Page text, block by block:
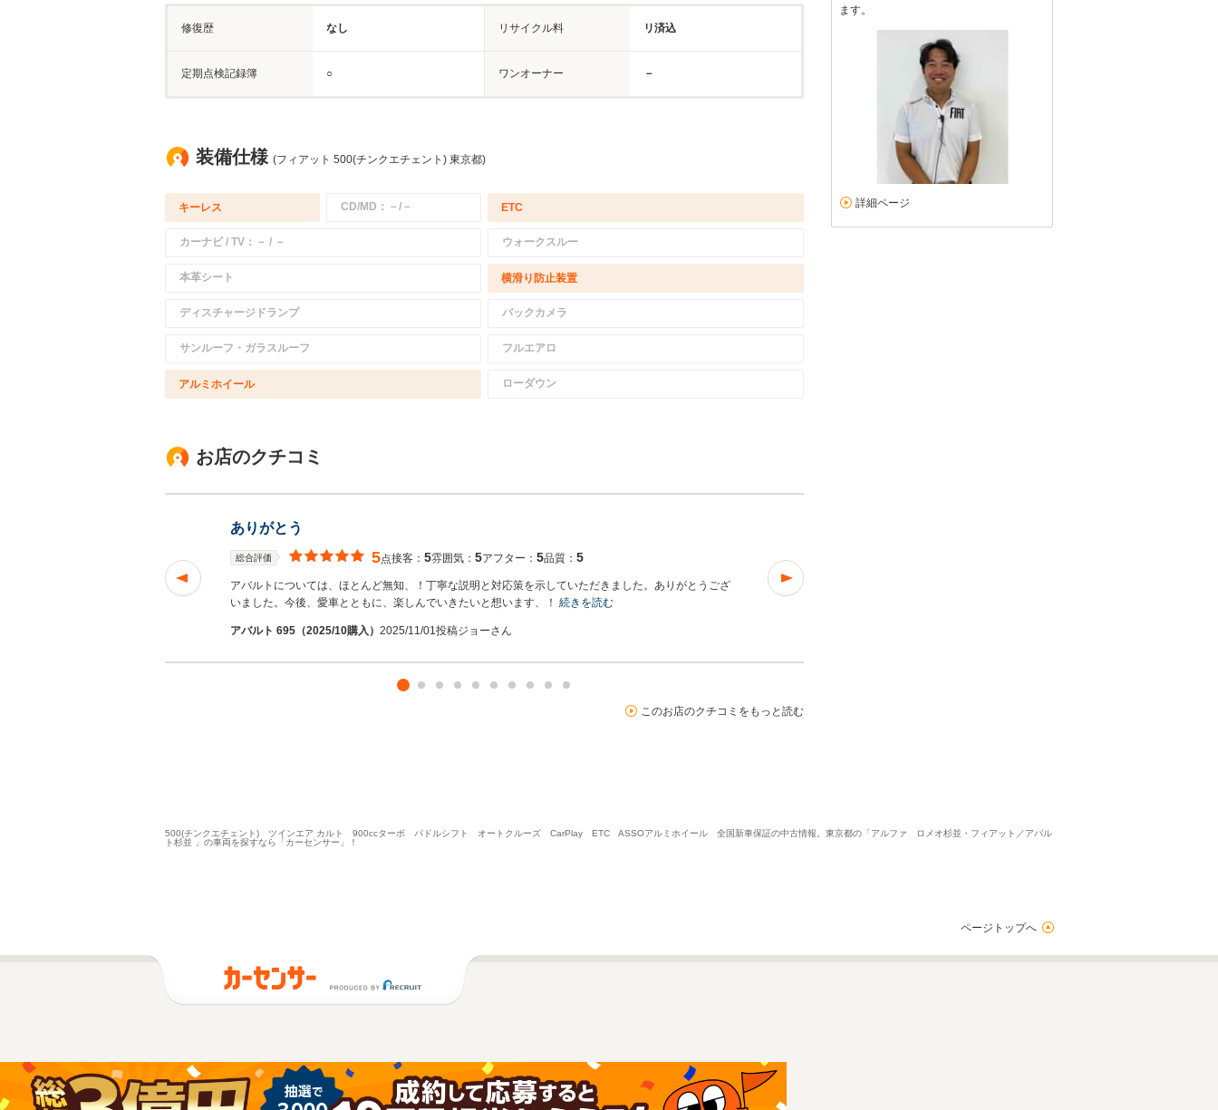
修復歴 なし リサイクル料 リ済込
定期点検記録簿 ○ ワンオーナー －
装備仕様 (フィアット 500(チンクエチェント) 東京都)
キーレス CD/MD：－/－ ETC
カーナビ / TV：－ / － ウォークスルー
本革シート 横滑り防止装置
ディスチャージドランプ バックカメラ
サンルーフ・ガラスルーフ フルエアロ
アルミホイール ローダウン
お店のクチコミ
ありがとう
総合評価 5点接客： 5雰囲気： 5アフター： 5品質： 5
アバルトについては、ほとんど無知、！丁寧な説明と対応策を示していただきました。ありがとうござ
いました。今後、愛車とともに、楽しんでいきたいと想います、！ 続きを読む
アバルト 695（2025/10購入） 2025/11/01投稿ジョーさん
このお店のクチコミをもっと読む
ます。
詳細ページ
500(チンクエチェント) ツインエア カルト 900ccターボ パドルシフト オートクルーズ CarPlay ETC ASSOアルミホイール 全国新車保証の中古情報。東京都の「アルファ ロメオ杉並・フィアット／アバル
ト杉並 」の車両を探すなら「カーセンサー」！
ページトップへ